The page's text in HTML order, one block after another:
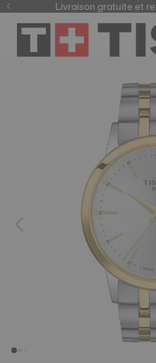
Livraison gratuite et